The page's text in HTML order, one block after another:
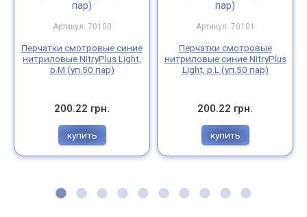
Артикул: 70100
Перчатки смотровые синие
нитриловые NitryPlus Light,
р.M (уп.50 пар)
200.22 грн.
купить
Артикул: 70101
Перчатки смотровые
нитриловые синие NitryPlus
Light, р.L (уп.50 пар)
200.22 грн.
купить